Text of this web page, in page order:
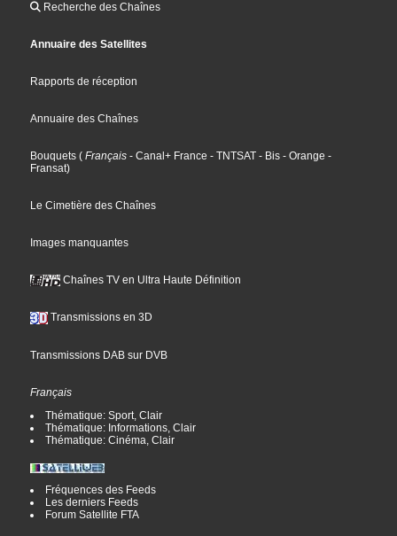
Recherche des Chaînes
Annuaire des Satellites
Rapports de réception
Annuaire des Chaînes
Bouquets ( Français - Canal+ France - TNTSAT - Bis - Orange -
Fransat)
Le Cimetière des Chaînes
Images manquantes
Chaînes TV en Ultra Haute Définition
Transmissions en 3D
Transmissions DAB sur DVB
Français
Thématique: Sport, Clair
Thématique: Informations, Clair
Thématique: Cinéma, Clair
Fréquences des Feeds
Les derniers Feeds
Forum Satellite FTA